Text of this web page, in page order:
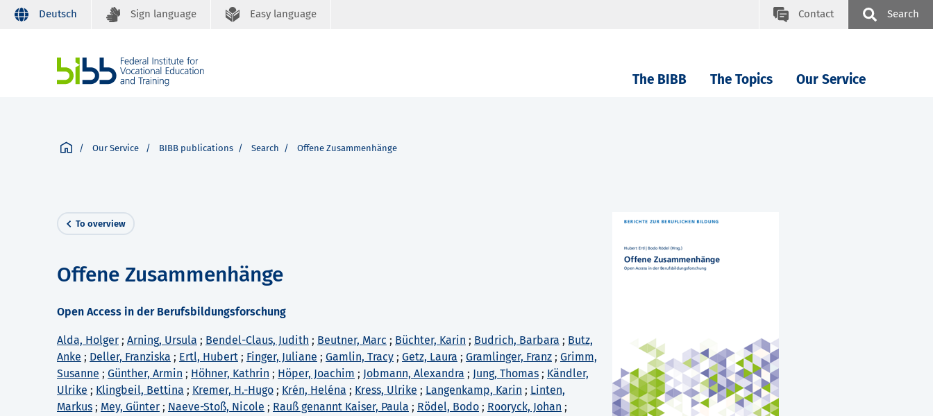
Deutsch Sign language Easy language Contact Search
The BIBB The Topics Our Service
Our Service BIBB publications Search Offene Zusammenhänge
To overview
Offene Zusammenhänge
Open Access in der Berufsbildungsforschung
Alda, Holger ; Arning, Ursula ; Bendel-Claus, Judith ; Beutner, Marc ; Büchter, Karin ; Budrich, Barbara ; Butz,
Anke ; Deller, Franziska ; Ertl, Hubert ; Finger, Juliane ; Gamlin, Tracy ; Getz, Laura ; Gramlinger, Franz ; Grimm,
Susanne ; Günther, Armin ; Höhner, Kathrin ; Höper, Joachim ; Jobmann, Alexandra ; Jung, Thomas ; Kändler,
Ulrike ; Klingbeil, Bettina ; Kremer, H.-Hugo ; Krén, Heléna ; Kress, Ulrike ; Langenkamp, Karin ; Linten,
Markus ; Mey, Günter ; Naeve-Stoß, Nicole ; Rauß genannt Kaiser, Paula ; Rödel, Bodo ; Rooryck, Johan ;